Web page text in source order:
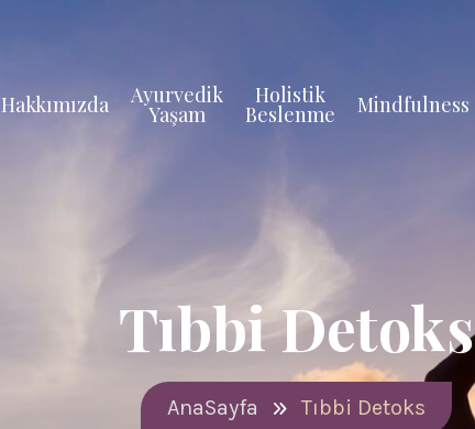
Hakkımızda Ayurvedik
Yaşam
Holistik
Beslenme Mindfulness
Tıbbi Detoks
AnaSayfa Tıbbi Detoks